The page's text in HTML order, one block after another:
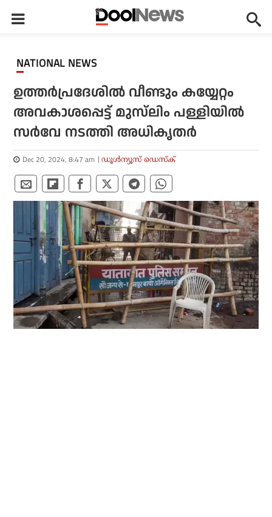
NATIONAL NEWS
ഉത്തർപ്രദേശിൽ വീണ്ടും കയ്യേറ്റം
അവകാശപ്പെട്ട് മുസ്‌ലിം പള്ളിയിൽ
സർവേ നടത്തി അധികൃതർ
Dec 20, 2024, 8:47 am ഡൂള്‍ന്യൂസ് ഡെസ്‌ക്